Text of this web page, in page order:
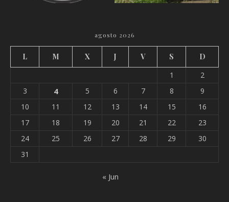
agosto 2026
L M X J V S
D
1
2
3
4 5 6 7 8
9
10
11 12 13 14 15
16
17
18 19 20 21 22
23
24
25 26 27 28 29
30
31
« Jun